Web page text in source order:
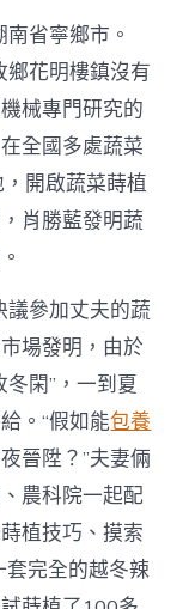
省寧鄉市。
花明樓鎮沒有
械專門研究的
全國多處蔬菜
開啟蔬菜蒔植
肖勝藍發明蔬
參加丈夫的蔬
場發明，由於
閑”，一到夏
。“假如能包養
晉陞？”夫妻倆
農科院一起配
植技巧、摸索
完全的越冬辣